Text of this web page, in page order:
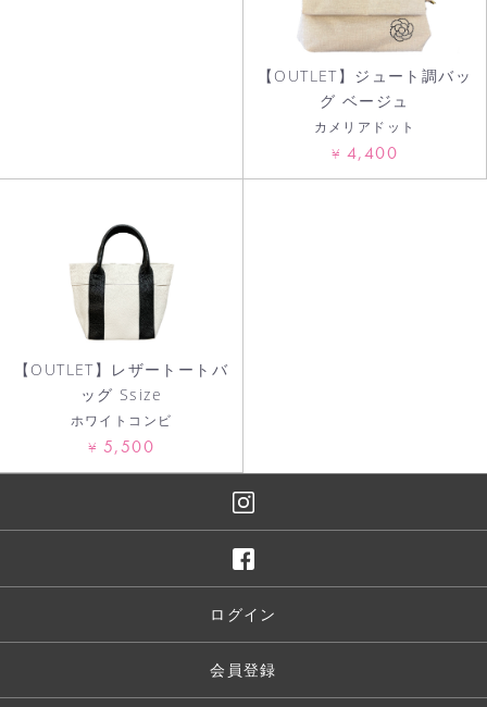
【OUTLET】ジュート調バッ
グ ベージュ
カメリアドット
¥ 4,400
【OUTLET】レザートートバ
ッグ Ssize
ホワイトコンビ
¥ 5,500
ログイン
会員登録